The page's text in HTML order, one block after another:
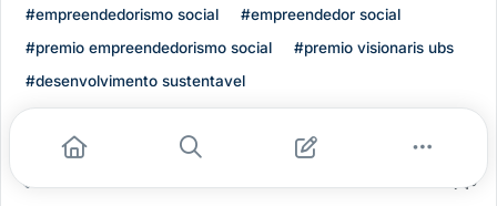
#empreendedorismo social
#empreendedor social
#premio empreendedorismo social
#premio visionaris ubs
#desenvolvimento sustentavel
Leia mais
0